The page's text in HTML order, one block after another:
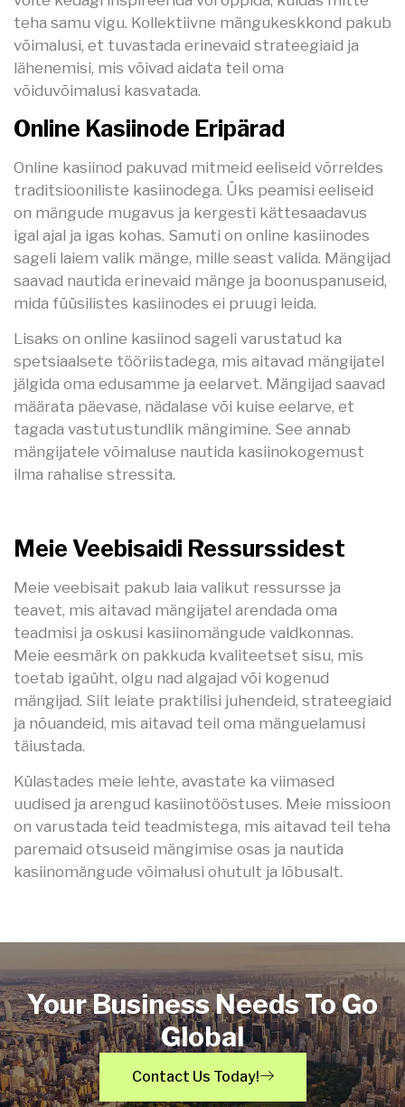
teha samu vigu. Kollektiivne mängukeskkond pakub
võimalusi, et tuvastada erinevaid strateegiaid ja
lähenemisi, mis võivad aidata teil oma
võiduvõimalusi kasvatada.
Online Kasiinode Eripärad
Online kasiinod pakuvad mitmeid eeliseid võrreldes
traditsiooniliste kasiinodega. Üks peamisi eeliseid
on mängude mugavus ja kergesti kättesaadavus
igal ajal ja igas kohas. Samuti on online kasiinodes
sageli laiem valik mänge, mille seast valida. Mängijad
saavad nautida erinevaid mänge ja boonuspanuseid,
mida füüsilistes kasiinodes ei pruugi leida.
Lisaks on online kasiinod sageli varustatud ka
spetsiaalsete tööriistadega, mis aitavad mängijatel
jälgida oma edusamme ja eelarvet. Mängijad saavad
määrata päevase, nädalase või kuise eelarve, et
tagada vastutustundlik mängimine. See annab
mängijatele võimaluse nautida kasiinokogemust
ilma rahalise stressita.
Meie Veebisaidi Ressurssidest
Meie veebisait pakub laia valikut ressursse ja
teavet, mis aitavad mängijatel arendada oma
teadmisi ja oskusi kasiinomängude valdkonnas.
Meie eesmärk on pakkuda kvaliteetset sisu, mis
toetab igaüht, olgu nad algajad või kogenud
mängijad. Siit leiate praktilisi juhendeid, strateegiaid
ja nõuandeid, mis aitavad teil oma mänguelamusi
täiustada.
Külastades meie lehte, avastate ka viimased
uudised ja arengud kasiinotööstuses. Meie missioon
on varustada teid teadmistega, mis aitavad teil teha
paremaid otsuseid mängimise osas ja nautida
kasiinomängude võimalusi ohutult ja lõbusalt.
Your Business Needs To Go
Global
Contact Us Today!